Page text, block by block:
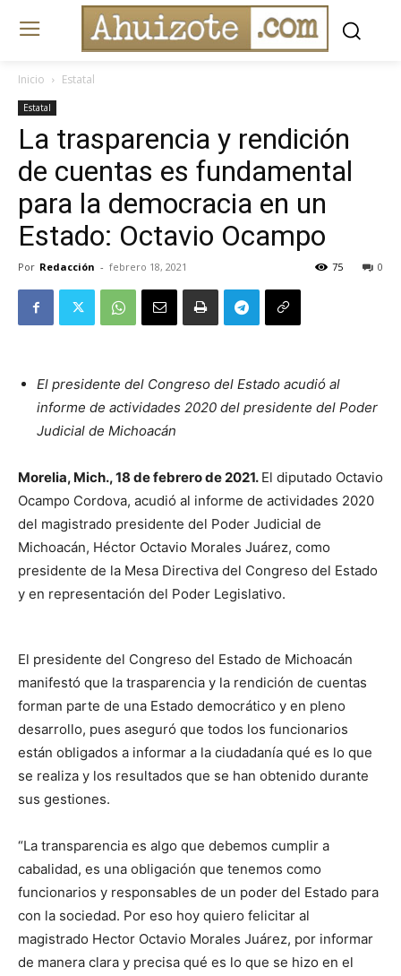
Inicio Estatal
Estatal
La trasparencia y rendición
de cuentas es fundamental
para la democracia en un
Estado: Octavio Ocampo
Por Redacción - febrero 18, 2021 0
75
El presidente del Congreso del Estado acudió al
informe de actividades 2020 del presidente del Poder
Judicial de Michoacán
Morelia, Mich., 18 de febrero de 2021. El diputado Octavio
Ocampo Cordova, acudió al informe de actividades 2020
del magistrado presidente del Poder Judicial de
Michoacán, Héctor Octavio Morales Juárez, como
presidente de la Mesa Directiva del Congreso del Estado
y en representación del Poder Legislativo.
El presidente del Congreso del Estado de Michoacán
manifestó que la trasparencia y la rendición de cuentas
forman parte de una Estado democrático y en pleno
desarrollo, pues aseguró que todos los funcionarios
están obligados a informar a la ciudadanía qué es lo que
se realiza y los resultados que se han obtenido durante
sus gestiones.
“La transparencia es algo que debemos cumplir a
cabalidad, es una obligación que tenemos como
funcionarios y responsables de un poder del Estado para
con la sociedad. Por eso hoy quiero felicitar al
magistrado Hector Octavio Morales Juárez, por informar
de manera clara y precisa qué es lo que se hizo en el